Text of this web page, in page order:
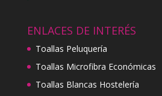
ENLACES DE INTERÉS
Toallas Peluquería
Toallas Microfibra Económicas
Toallas Blancas Hostelería